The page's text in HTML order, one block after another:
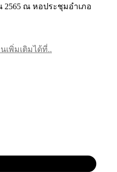
2565 ณ หอประชุมอำเภอ
เพิ่มเติมได้ที่..